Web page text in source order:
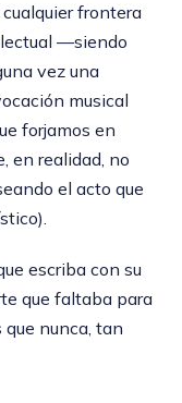
frontera
—siendo
vez una
musical
forjamos en
en realidad, no
el acto que
escriba con su
que faltaba para
nunca, tan